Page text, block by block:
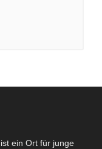
ein Ort für junge